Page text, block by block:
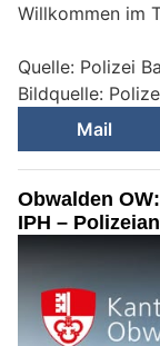
Willkommen im
Quelle: Polizei
Bildquelle:
Mail
Obwalden
IPH –